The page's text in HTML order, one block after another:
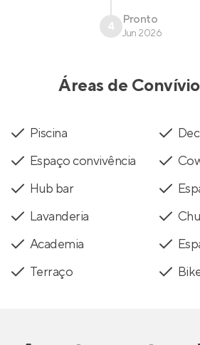
4 Pronto
Jun 2026
Áreas de
Piscina
Espaço convivência
Hub bar
Lavanderia
Academia
Terraço